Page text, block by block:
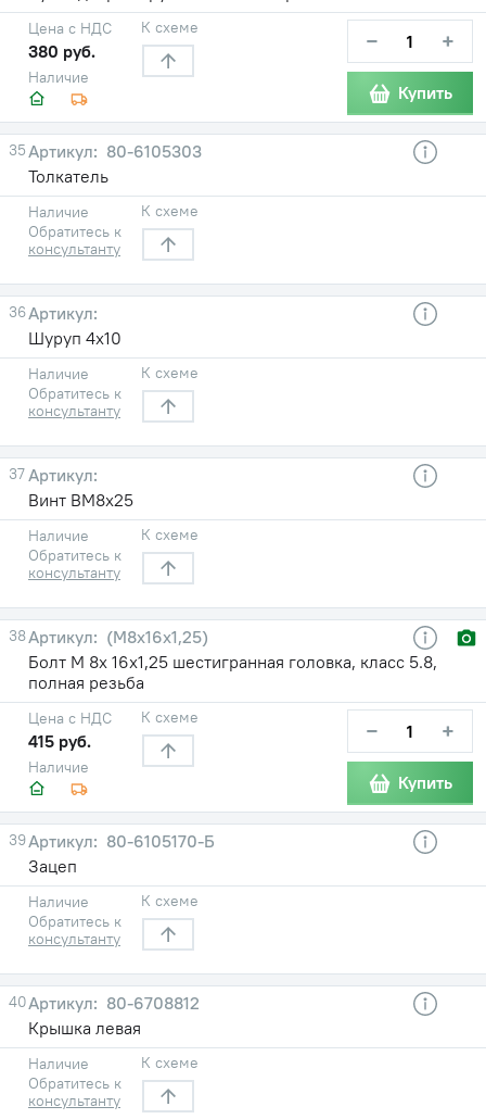
Наличие
Цена с НДС
380 руб.
К схеме − +
Купить
35
80-6105303
Толкатель
Наличие
Обратитесь к
консультанту
К схеме
36
Шуруп 4х10
Наличие
Обратитесь к
консультанту
К схеме
37
Винт ВМ8х25
Наличие
Обратитесь к
консультанту
К схеме
38
(М8х16х1,25)
Болт М 8х 16х1,25 шестигранная головка, класс 5.8,
полная резьба
Наличие
Цена с НДС
415 руб.
К схеме − +
Купить
39
80-6105170-Б
Зацеп
Наличие
Обратитесь к
консультанту
К схеме
40
80-6708812
Крышка левая
Наличие
Обратитесь к
консультанту
К схеме